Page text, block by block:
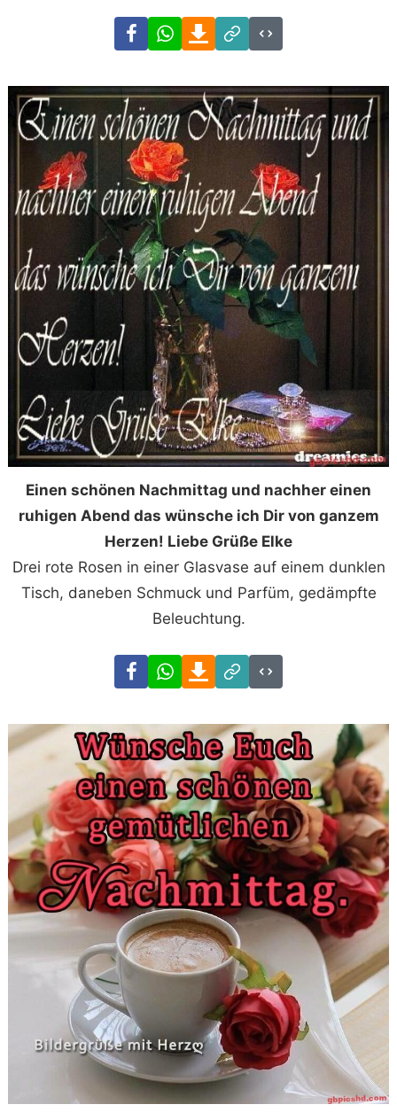
FacebookWhatsAppDownload
Link
Code
Einen schönen Nachmittag und nachher einen
ruhigen Abend das wünsche ich Dir von ganzem
Herzen! Liebe Grüße Elke
Drei rote Rosen in einer Glasvase auf einem dunklen
Tisch, daneben Schmuck und Parfüm, gedämpfte
Beleuchtung.
FacebookWhatsAppDownload
Link
Code